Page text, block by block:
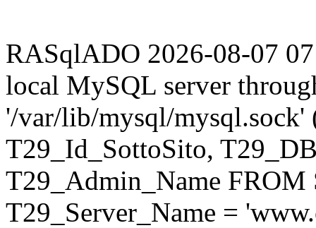
RASqlADO 2026-08-07
local MySQL server
'/var/lib/mysql/mysql.sock'
T29_Id_SottoSito,
T29_Admin_Name
T29_Server_Name =